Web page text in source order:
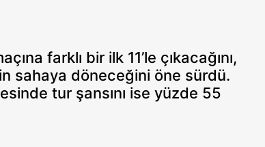
farklı bir ilk 11’le çıkacağını,
sahaya döneceğini öne sürdü.
tur şansını ise yüzde 55